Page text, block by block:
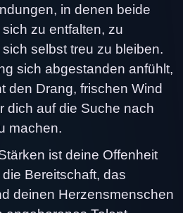
in denen beide
zu entfalten, zu
selbst treu zu bleiben.
sich abgestanden anfühlt,
den Drang, frischen Wind
dich auf die Suche nach
machen.
ist deine Offenheit
Bereitschaft, das
deinen Herzensmenschen